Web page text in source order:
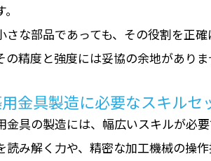
さな部品であっても、その役割を正
の精度と強度には妥協の余地がありま
金具製造に必要なスキルセ
金具の製造には、幅広いスキルが必要
読み解く力や、精密な加工機械の操